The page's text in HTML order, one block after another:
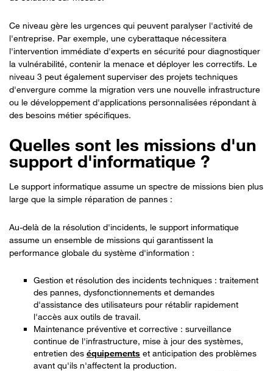
Ce niveau gère les urgences qui peuvent paralyser l'activité de
l'entreprise. Par exemple, une cyberattaque nécessitera
l'intervention immédiate d'experts en sécurité pour diagnostiquer
la vulnérabilité, contenir la menace et déployer les correctifs. Le
niveau 3 peut également superviser des projets techniques
d'envergure comme la migration vers une nouvelle infrastructure
ou le développement d'applications personnalisées répondant à
des besoins métier spécifiques.
Quelles sont les missions d'un
support d'informatique ?
Le support informatique assume un spectre de missions bien plus
large que la simple réparation de pannes :
Au-delà de la résolution d'incidents, le support informatique
assume un ensemble de missions qui garantissent la
performance globale du système d'information :
Gestion et résolution des incidents techniques : traitement
des pannes, dysfonctionnements et demandes
d'assistance des utilisateurs pour rétablir rapidement
l'accès aux outils de travail.
Maintenance préventive et corrective : surveillance
continue de l'infrastructure, mise à jour des systèmes,
entretien des équipements et anticipation des problèmes
avant qu'ils n'affectent la production.